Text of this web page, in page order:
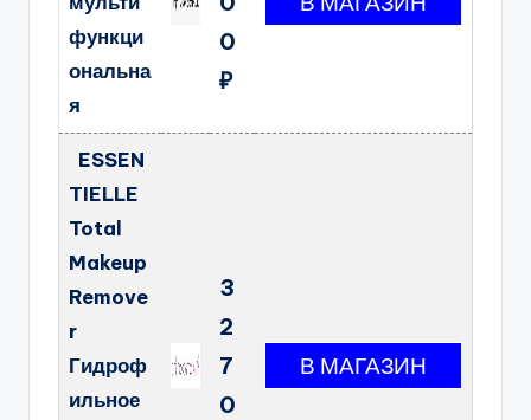
функци
ональна
я
0
₽
ESSEN
TIELLE
Total
Makeup
Remove
r
Гидроф
ильное
3
2
7
0